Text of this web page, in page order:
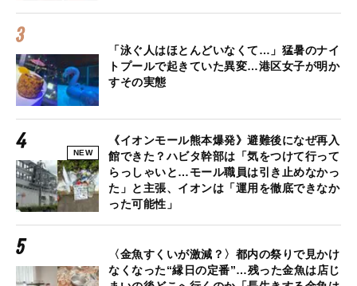
「泳ぐ人はほとんどいなくて…」猛暑のナイ
トプールで起きていた異変…港区女子が明か
すその実態
NEW
《イオンモール熊本爆発》避難後になぜ再入
館できた？ハビタ幹部は「気をつけて行って
らっしゃいと…モール職員は引き止めなかっ
た」と主張、イオンは「運用を徹底できなか
った可能性」
〈金魚すくいが激減？〉都内の祭りで見かけ
なくなった“縁日の定番”…残った金魚は店じ